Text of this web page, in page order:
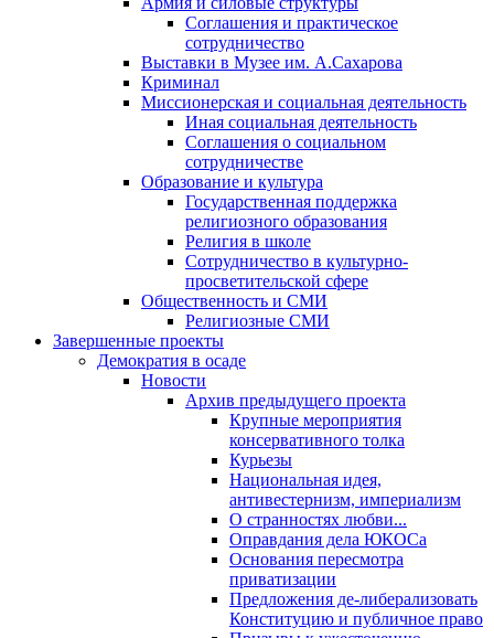
Соглашения и практическое
сотрудничество
Выставки в Музее им. А.Сахарова
Криминал
Миссионерская и социальная деятельность
Иная социальная деятельность
Соглашения о социальном
сотрудничестве
Образование и культура
Государственная поддержка
религиозного образования
Религия в школе
Сотрудничество в культурно-
просветительской сфере
Общественность и СМИ
Религиозные СМИ
Завершенные проекты
Демократия в осаде
Новости
Архив предыдущего проекта
Крупные мероприятия
консервативного толка
Курьезы
Национальная идея,
антивестернизм, империализм
О странностях любви...
Оправдания дела ЮКОСа
Основания пересмотра
приватизации
Предложения де-либерализовать
Конституцию и публичное право